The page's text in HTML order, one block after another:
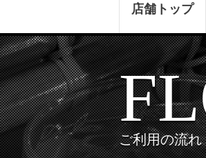
店舗トップ
ご利用の流れ